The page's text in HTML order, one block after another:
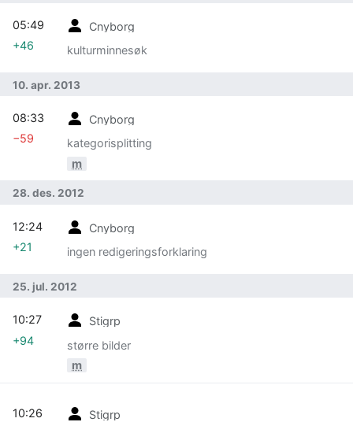
Cnyborg
kulturminnesøk
05:49
+46
10. apr. 2013
Cnyborg
kategorisplitting
m
08:33
−59
28. des. 2012
Cnyborg
ingen redigeringsforklaring
12:24
+21
25. jul. 2012
Stigrp
større bilder
m
10:27
+94
Stigrp
10:26